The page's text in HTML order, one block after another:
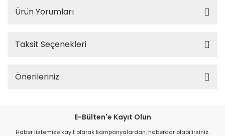
Ürün Yorumları
Taksit Seçenekleri
Önerileriniz
E-Bülten'e Kayıt Olun
Haber listemize kayıt olarak kampanyalardan, haberdar olabilirsiniz.